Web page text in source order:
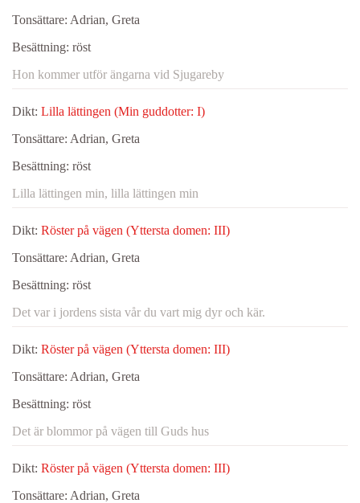
Tonsättare: Adrian, Greta
Besättning: röst
Hon kommer utför ängarna vid Sjugareby
Dikt: Lilla lättingen (Min guddotter: I)
Tonsättare: Adrian, Greta
Besättning: röst
Lilla lättingen min, lilla lättingen min
Dikt: Röster på vägen (Yttersta domen: III)
Tonsättare: Adrian, Greta
Besättning: röst
Det var i jordens sista vår du vart mig dyr och kär.
Dikt: Röster på vägen (Yttersta domen: III)
Tonsättare: Adrian, Greta
Besättning: röst
Det är blommor på vägen till Guds hus
Dikt: Röster på vägen (Yttersta domen: III)
Tonsättare: Adrian, Greta